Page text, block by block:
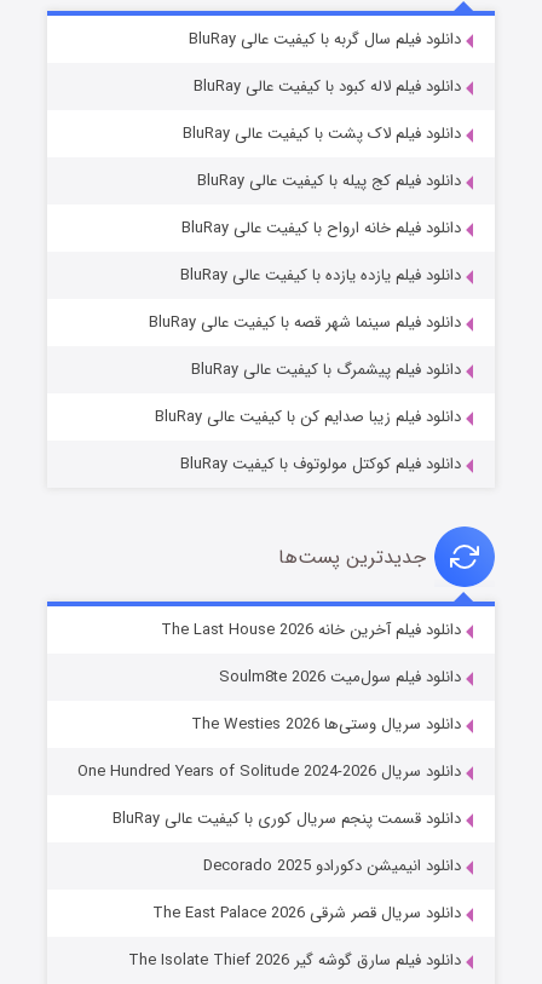
قسمت۷ (زیرنویس) منتشر شد
خاندان اژدها فصل ۳
جادوگری در مغولستان
قسمت۱۴ (زیرنویس) منتشر شد
دانلود فیلم سال گربه با کیفیت عالی BluRay
دانلود فیلم لاله کبود با کیفیت عالی BluRay
دانلود فیلم لاک پشت با کیفیت عالی BluRay
دانلود فیلم کج‌ پیله با کیفیت عالی BluRay
دانلود فیلم خانه ارواح با کیفیت عالی BluRay
دانلود فیلم یازده یازده با کیفیت عالی BluRay
دانلود فیلم سینما شهر قصه با کیفیت عالی BluRay
دانلود فیلم پیشمرگ با کیفیت عالی BluRay
دانلود فیلم زیبا صدایم کن با کیفیت عالی BluRay
دانلود فیلم کوکتل مولوتوف با کیفیت BluRay
جدیدترین پست‌ها
دانلود فیلم آخرین خانه The Last House 2026
دانلود فیلم سول‌میت Soulm8te 2026
دانلود سریال وستی‌ها The Westies 2026
دانلود سریال One Hundred Years of Solitude 2024-2026
دانلود قسمت پنجم سریال کوری با کیفیت عالی BluRay
دانلود انیمیشن دکورادو Decorado 2025
دانلود سریال قصر شرقی The East Palace 2026
دانلود فیلم سارق گوشه گیر The Isolate Thief 2026